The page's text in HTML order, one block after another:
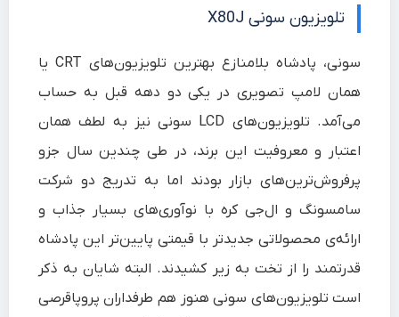
تلویزیون سونی X80J
سونی، پادشاه بلامنازع بهترین تلویزیون‌های CRT یا
همان لامپ تصویری در یکی دو دهه قبل به حساب
می‌آمد. تلویزیون‌های LCD سونی نیز به لطف همان
اعتبار و معروفیت این برند، در طی چندین سال جزو
پرفروش‌ترین‌های بازار بودند اما به تدریج دو شرکت
سامسونگ و ال‌جی کره با نوآوری‌های بسیار جذاب و
ارائه‌ی محصولاتی جدیدتر با قیمتی پایین‌تر این پادشاه
قدرتمند را از تخت به زیر کشیدند. البته شایان به ذکر
است تلویزیون‌های سونی هنوز هم طرفداران پروپاقرصی